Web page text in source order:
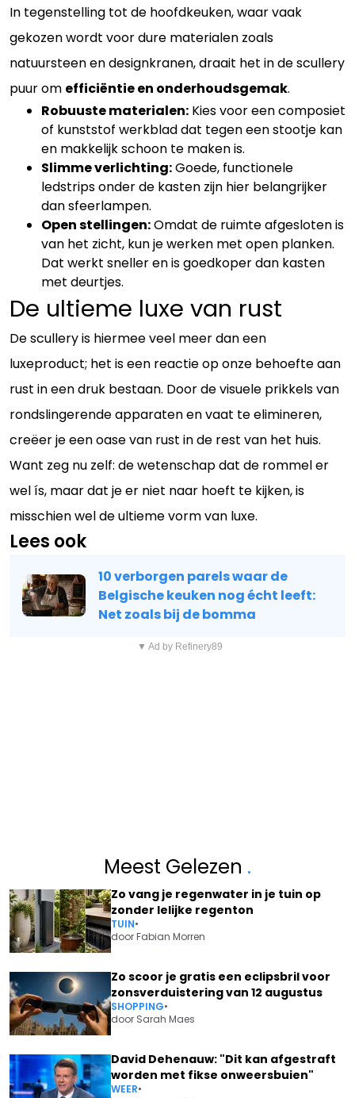
In tegenstelling tot de hoofdkeuken, waar vaak
gekozen wordt voor dure materialen zoals
natuursteen en designkranen, draait het in de scullery
puur om efficiëntie en onderhoudsgemak.
Robuuste materialen: Kies voor een composiet
of kunststof werkblad dat tegen een stootje kan
en makkelijk schoon te maken is.
Slimme verlichting:Goede, functionele
ledstrips onder de kasten zijn hier belangrijker
dan sfeerlampen.
Open stellingen:Omdat de ruimte afgesloten is
van het zicht, kun je werken met open planken.
Dat werkt sneller en is goedkoper dan kasten
met deurtjes.
De ultieme luxe van rust
De scullery is hiermee veel meer dan een
luxeproduct; het is een reactie op onze behoefte aan
rust in een druk bestaan. Door de visuele prikkels van
rondslingerende apparaten en vaat te elimineren,
creëer je een oase van rust in de rest van het huis.
Want zeg nu zelf: de wetenschap dat de rommel er
wel ís, maar dat je er niet naar hoeft te kijken, is
misschien wel de ultieme vorm van luxe.
Lees ook
10 verborgen parels waar de
Belgische keuken nog écht leeft:
Net zoals bij de bomma
▼ Ad by Refinery89
Meest Gelezen .
Zo vang je regenwater in je tuin op
zonder lelijke regenton
TUIN•
doorFabian Morren
Zo scoor je gratis een eclipsbril voor
zonsverduistering van 12 augustus
SHOPPING•
door Sarah Maes
David Dehenauw: "Dit kan afgestraft
worden met fikse onweersbuien"
WEER•